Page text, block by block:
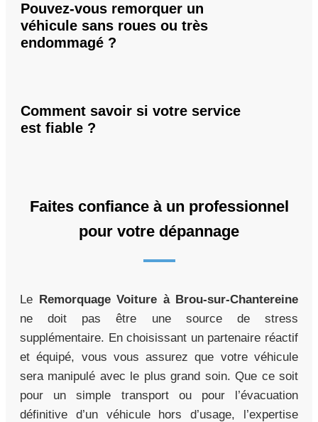
Pouvez-vous remorquer un
véhicule sans roues ou très
endommagé ?
Comment savoir si votre service
est fiable ?
Faites confiance à un professionnel
pour votre dépannage
Le Remorquage Voiture à Brou-sur-Chantereine
ne doit pas être une source de stress
supplémentaire. En choisissant un partenaire réactif
et équipé, vous vous assurez que votre véhicule
sera manipulé avec le plus grand soin. Que ce soit
pour un simple transport ou pour l’évacuation
définitive d’un véhicule hors d’usage, l’expertise